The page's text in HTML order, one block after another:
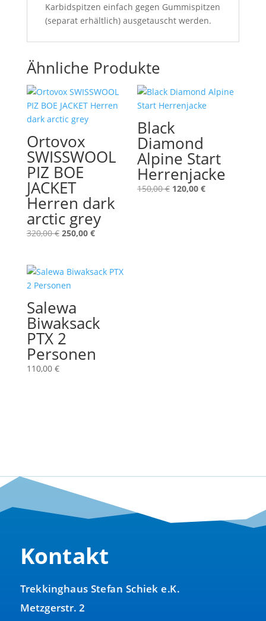
Karbidspitzen einfach gegen Gummispitzen
(separat erhältlich) ausgetauscht werden.
Ähnliche Produkte
Ortovox
SWISSWOOL
PIZ BOE
JACKET
Herren dark
arctic grey
320,00€ Ursprünglicher
320,00 €
250,00 €Aktueller
250,00 €.
Black
Diamond
Alpine Start
Herrenjacke
150,00€ Ursprünglicher
120,00€Aktueller
Salewa
Biwaksack
PTX 2
Personen
110,00 €
Kontakt
Trekkinghaus Stefan Schiek e.K.
Metzgerstr. 2